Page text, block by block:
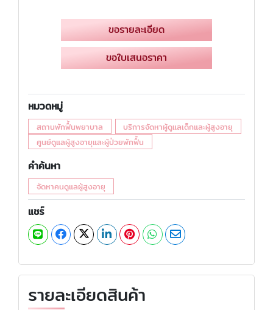
ขอรายละเอียด
ขอใบเสนอราคา
หมวดหมู่
สถานพักฟื้นพยาบาล
บริการจัดหาผู้ดูแลเด็กและผู้สูงอายุ
ศูนย์ดูแลผู้สูงอายุและผู้ป่วยพักฟื้น
คำค้นหา
จัดหาคนดูแลผู้สูงอายุ
แชร์
รายละเอียดสินค้า